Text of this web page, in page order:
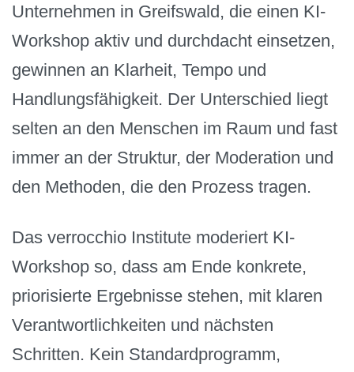
Unternehmen in Greifswald, die einen KI-
Workshop aktiv und durchdacht einsetzen,
gewinnen an Klarheit, Tempo und
Handlungsfähigkeit. Der Unterschied liegt
selten an den Menschen im Raum und fast
immer an der Struktur, der Moderation und
den Methoden, die den Prozess tragen.
Das verrocchio Institute moderiert KI-
Workshop so, dass am Ende konkrete,
priorisierte Ergebnisse stehen, mit klaren
Verantwortlichkeiten und nächsten
Schritten. Kein Standardprogramm,